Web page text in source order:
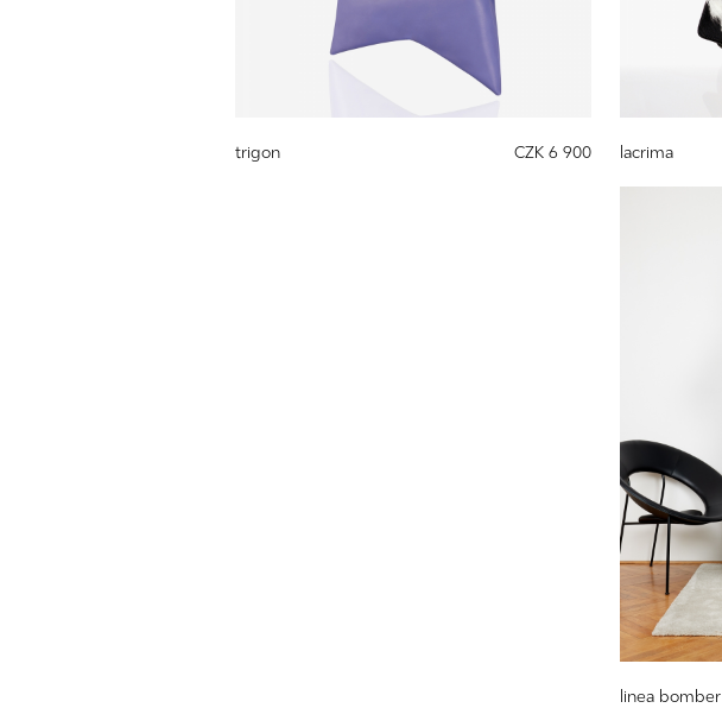
trigon CZK 6 900 lacrima
linea bomber